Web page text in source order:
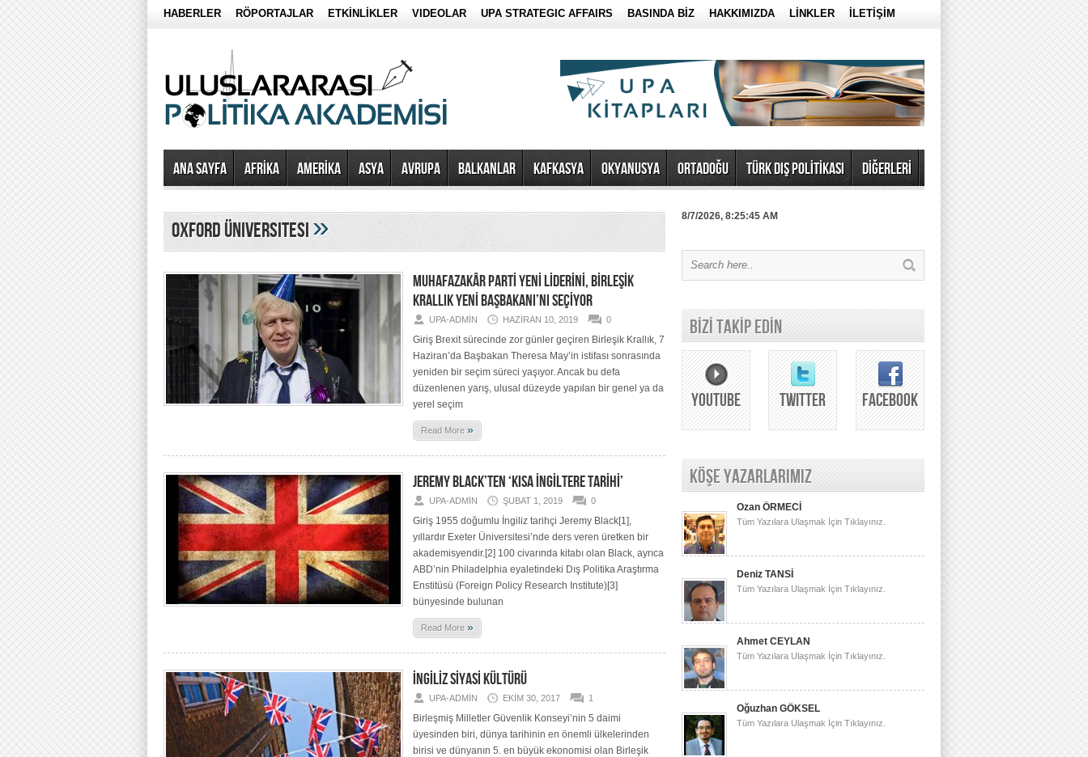
HABERLER RÖPORTAJLAR ETKİNLİKLER VIDEOLAR UPA STRATEGIC AFFAIRS BASINDA BİZ HAKKIMIZDA LİNKLER İLETİŞİM
Ana Sayfa AFRİKA AMERİKA ASYA AVRUPA BALKANLAR KAFKASYA OKYANUSYA ORTADOĞU TÜRK DIŞ POLİTİKASI DİĞERLERİ
oxford üniversitesi»
MUHAFAZAKÂR PARTİ YENİ LİDERİNİ, BİRLEŞİK
KRALLIK YENİ BAŞBAKANI’NI SEÇİYOR
UPA-ADMIN HAZIRAN 10, 2019 0
Giriş Brexit sürecinde zor günler geçiren Birleşik Krallık, 7
Haziran’da Başbakan Theresa May’in istifası sonrasında
yeniden bir seçim süreci yaşıyor. Ancak bu defa
düzenlenen yarış, ulusal düzeyde yapılan bir genel ya da
yerel seçim
Read More »
JEREMY BLACK’TEN ‘KISA İNGİLTERE TARİHİ’
UPA-ADMIN ŞUBAT 1, 2019 0
Giriş 1955 doğumlu İngiliz tarihçi Jeremy Black[1],
yıllardır Exeter Üniversitesi’nde ders veren üretken bir
akademisyendir.[2] 100 civarında kitabı olan Black, ayrıca
ABD’nin Philadelphia eyaletindeki Dış Politika Araştırma
Enstitüsü (Foreign Policy Research Institute)[3]
bünyesinde bulunan
Read More »
İNGİLİZ SİYASİ KÜLTÜRÜ
UPA-ADMIN EKIM 30, 2017 1
Birleşmiş Milletler Güvenlik Konseyi’nin 5 daimi
üyesinden biri, dünya tarihinin en önemli ülkelerinden
birisi ve dünyanın 5. en büyük ekonomisi olan Birleşik
8/7/2026, 8:25:45 AM
BİZİ TAKİP EDİN
YOUTUBE TWITTER FACEBOOK
KÖŞE YAZARLARIMIZ
Ozan ÖRMECİ
Tüm Yazılara Ulaşmak İçin Tıklayınız.
Deniz TANSİ
Tüm Yazılara Ulaşmak İçin Tıklayınız.
Ahmet CEYLAN
Tüm Yazılara Ulaşmak İçin Tıklayınız.
Oğuzhan GÖKSEL
Tüm Yazılara Ulaşmak İçin Tıklayınız.